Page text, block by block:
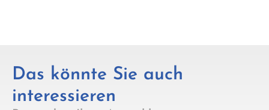
Das könnte Sie auch
interessieren